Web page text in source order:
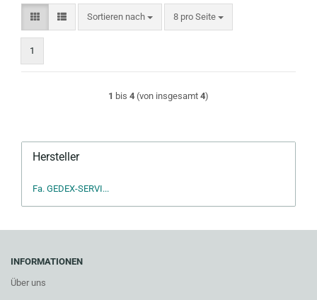
Sortieren nach
Sortieren nach 8 pro Seite
pro Seite
1
1 bis 4 (von insgesamt 4)
Hersteller
Fa. GEDEX-SERVI...
INFORMATIONEN
Über uns